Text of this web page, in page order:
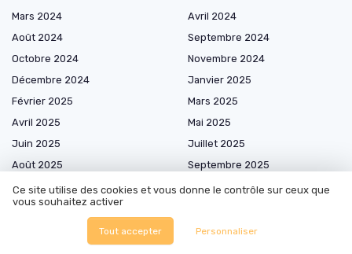
Mars 2024
Avril 2024
Août 2024
Septembre 2024
Octobre 2024
Novembre 2024
Décembre 2024
Janvier 2025
Février 2025
Mars 2025
Avril 2025
Mai 2025
Juin 2025
Juillet 2025
Août 2025
Septembre 2025
Octobre 2025
Novembre 2025
Décembre 2025
Mars 2026
Ce site utilise des cookies et vous donne le contrôle sur ceux que
vous souhaitez activer
Tout accepter Personnaliser